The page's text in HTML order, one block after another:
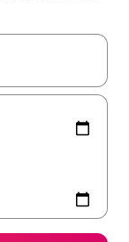
con las